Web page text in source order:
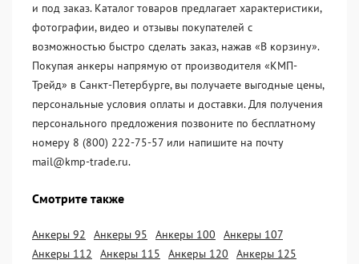
и под заказ. Каталог товаров предлагает характеристики,
фотографии, видео и отзывы покупателей с
возможностью быстро сделать заказ, нажав «В корзину».
Покупая анкеры напрямую от производителя «KМП-
Трейд» в Санкт-Петербурге, вы получаете выгодные цены,
персональные условия оплаты и доставки. Для получения
персонального предложения позвоните по бесплатному
номеру 8 (800) 222-75-57 или напишите на почту
mail@kmp-trade.ru.
Смотрите также
Анкеры 92 Анкеры 95 Анкеры 100
Анкеры 107
Анкеры 112
Анкеры 115 Анкеры 120 Анкеры 125